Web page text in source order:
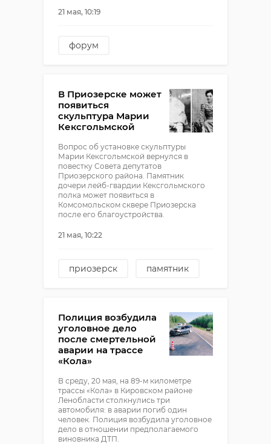
21 мая, 10:19
форум
В Приозерске может
появиться
скульптура Марии
Кексгольмской
Вопрос об установке скульптуры
Марии Кексгольмской вернулся в
повестку Совета депутатов
Приозерского района. Памятник
дочери лейб-гвардии Кексгольмского
полка может появиться в
Комсомольском сквере Приозерска
после его благоустройства.
21 мая, 10:22
приозерск памятник
Полиция возбудила
уголовное дело
после смертельной
аварии на трассе
«Кола»
В среду, 20 мая, на 89-м километре
трассы «Кола» в Кировском районе
Ленобласти столкнулись три
автомобиля: в аварии погиб один
человек. Полиция возбудила уголовное
дело в отношении предполагаемого
виновника ДТП.